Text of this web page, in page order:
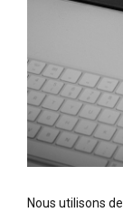
Nous utilisons